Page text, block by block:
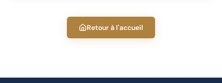
Retour à l'accueil